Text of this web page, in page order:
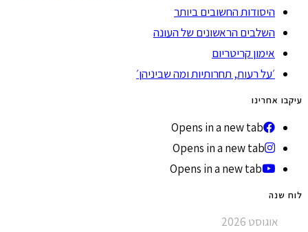
היסודות החשובים ביותר
השלבים הראשונים של העונה
אימון קריטריום
׳על רעות, תחרותיות ומה שביניהן׳
עיקבו אחרינו
Opens in a new tab
Opens in a new tab
Opens in a new tab
לוח שנה
אוגוסט 2026